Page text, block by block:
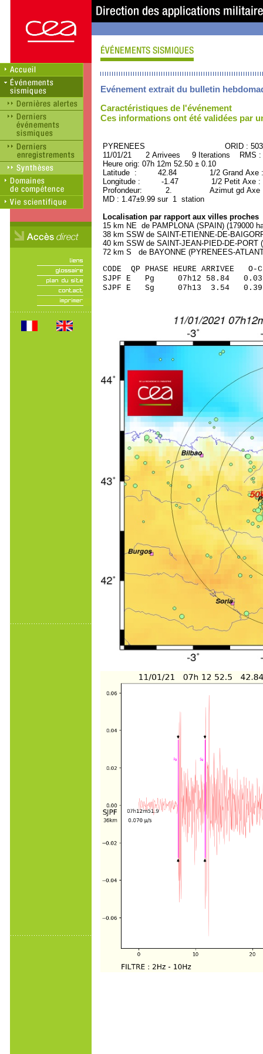
Evénement extrait du bulletin
Caractéristiques de l'événement
Ces informations ont été validées par
PYRENEES ORID :
11/01/21 2 Arrivees 9 Iterations RMS :
Heure orig: 07h 12m 52.50 ± 0.10
Latitude : 42.84 1/2 Grand Axe
Longitude : -1.47 1/2 Petit Axe :
Profondeur: 2. Azimut gd Axe :
MD : 1.47±9.99 sur 1 station
Localisation par rapport aux villes proches
15 km NE de PAMPLONA (SPAIN) (179000
38 km SSW de SAINT-ETIENNE-DE-
40 km SSW de SAINT-JEAN-PIED-DE-PORT
72 km S de BAYONNE (PYRENEES-
CODE QP PHASE HEURE
SJPF E Pg 07h12
SJPF E Sg 07h13 3.54